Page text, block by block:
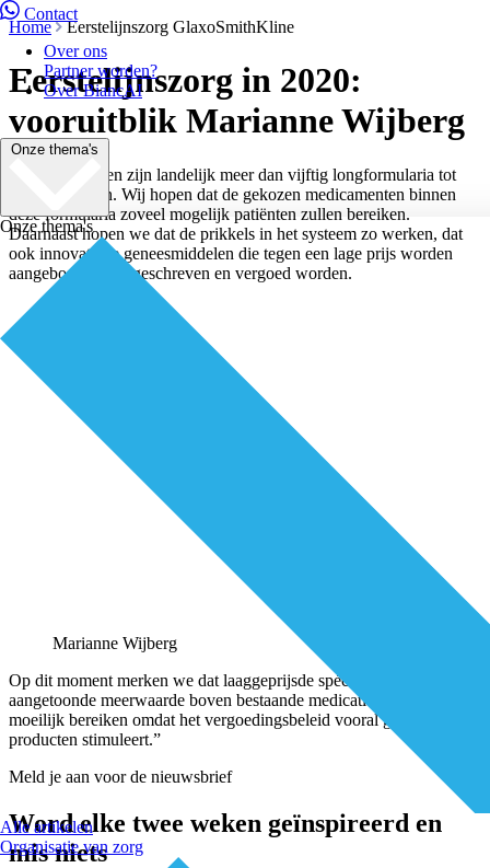
Contact
Over ons
Partner worden?
Over BiancAI
Onze thema's
Onze thema's
Alle artikelen
Organisatie van zorg
Home Eerstelijnszorg GlaxoSmithKline
Eerstelijnszorg in 2020:
vooruitblik Marianne Wijberg
“De laatste jaren zijn landelijk meer dan vijftig longformularia tot
stand gekomen. Wij hopen dat de gekozen medicamenten binnen
deze formularia zoveel mogelijk patiënten zullen bereiken.
Daarnaast hopen we dat de prikkels in het systeem zo werken, dat
ook innovatieve geneesmiddelen die tegen een lage prijs worden
aangeboden, voorgeschreven en vergoed worden.
Marianne Wijberg
Op dit moment merken we dat laaggeprijsde spécialités, met
aangetoonde meerwaarde boven bestaande medicatie, de patiënt
moeilijk bereiken omdat het vergoedingsbeleid vooral generieke
producten stimuleert.”
Meld je aan voor de nieuwsbrief
Word elke twee weken geïnspireerd en
mis niets